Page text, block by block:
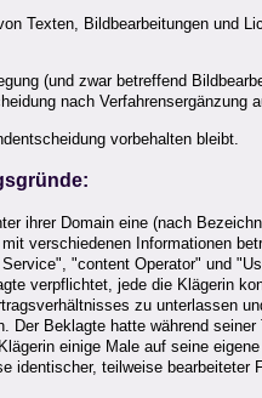
Texten, Bildbearbeitungen und
(und zwar betreffend
nach Verfahrensergänzung
vorbehalten bleibt.
ihrer Domain eine (nach
verschiedenen Informationen
"content Operator" und
verpflichtet, jede die Klägerin
zu unterlassen
Beklagte hatte während
einige Male auf seine
teilweise